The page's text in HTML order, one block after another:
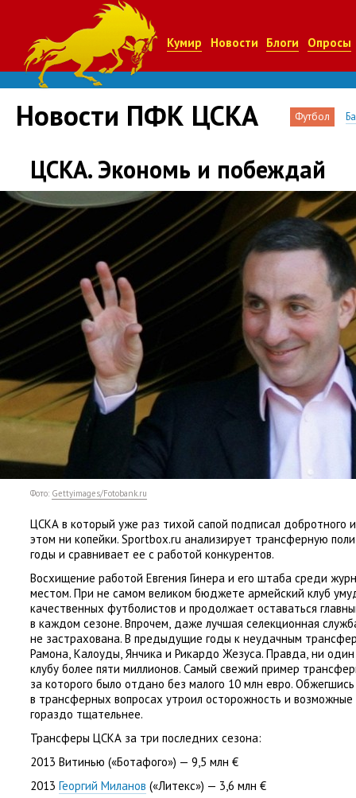
Кумир Новости Блоги Опросы
Новости ПФК ЦСКА Футбол
ЦСКА. Экономь и побеждай
Фото: Gettyimages/Fotobank.ru
ЦСКА в который уже раз тихой сапой подписал добротного
этом ни копейки. Sportbox.ru анализирует трансферную
годы и сравнивает ее с работой конкурентов.
Восхищение работой Евгения Гинера и его штаба среди
местом. При не самом великом бюджете армейский клуб
качественных футболистов и продолжает оставаться
в каждом сезоне. Впрочем, даже лучшая селекционная
не застрахована. В предыдущие годы к неудачным
Рамона, Калоуды, Янчика и Рикардо Жезуса. Правда, ни один
клубу более пяти миллионов. Самый свежий пример
за которого было отдано без малого 10 млн евро.
в трансферных вопросах утроил осторожность и возможные
гораздо тщательнее.
Трансферы ЦСКА за три последних сезона:
2013 Витинью («Ботафого») — 9,5 млн €
2013 Георгий Миланов («Литекс») — 3,6 млн €